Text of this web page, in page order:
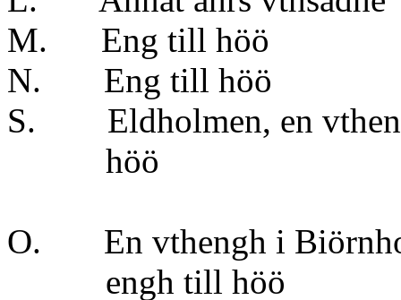
M. Eng till
N. Eng till
S. Eldholmen, en
höö 8
O. En vthengh i
engh till